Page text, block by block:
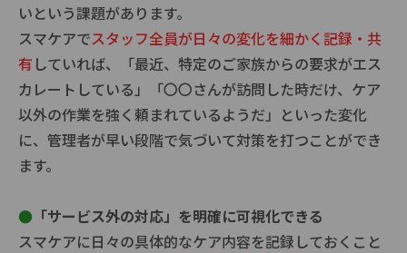
いという課題があります。
スマケアでスタッフ全員が日々の変化を細かく記録・共
有 していれば、「最近、特定のご家族からの要求がエス
カレートしている」「〇〇さんが訪問した時だけ、ケア
以外の作業を強く頼まれているようだ」といった変化
に、管理者が早い段階で気づいて対策を打つことができ
ます。
● 「サービス外の対応」を明確に可視化できる
スマケアに日々の具体的なケア内容を記録しておくこと